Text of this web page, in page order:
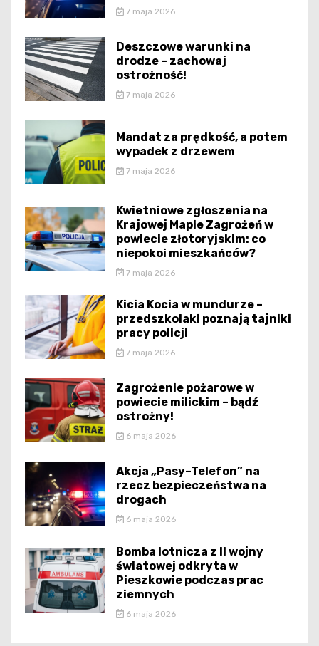
7 maja 2026
Deszczowe warunki na
drodze – zachowaj
ostrożność!
7 maja 2026
Mandat za prędkość, a potem
wypadek z drzewem
7 maja 2026
Kwietniowe zgłoszenia na
Krajowej Mapie Zagrożeń w
powiecie złotoryjskim: co
niepokoi mieszkańców?
7 maja 2026
Kicia Kocia w mundurze –
przedszkolaki poznają tajniki
pracy policji
7 maja 2026
Zagrożenie pożarowe w
powiecie milickim – bądź
ostrożny!
6 maja 2026
Akcja „Pasy–Telefon” na
rzecz bezpieczeństwa na
drogach
6 maja 2026
Bomba lotnicza z II wojny
światowej odkryta w
Pieszkowie podczas prac
ziemnych
6 maja 2026